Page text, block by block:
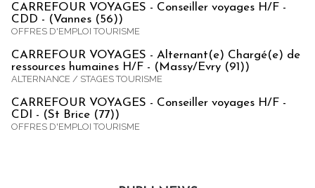
CARREFOUR VOYAGES - Conseiller voyages H/F -
CDD - (Vannes (56))
OFFRES D'EMPLOI TOURISME
CARREFOUR VOYAGES - Alternant(e) Chargé(e) de
ressources humaines H/F - (Massy/Evry (91))
ALTERNANCE / STAGES TOURISME
CARREFOUR VOYAGES - Conseiller voyages H/F -
CDI - (St Brice (77))
OFFRES D'EMPLOI TOURISME